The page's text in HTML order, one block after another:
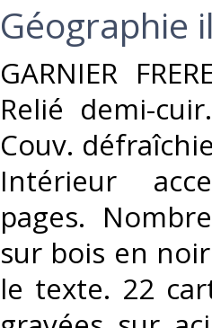
‎Géographie
‎GARNIER
Relié demi-
Couv.
Intérieur
pages.
sur bois en
le texte. 22